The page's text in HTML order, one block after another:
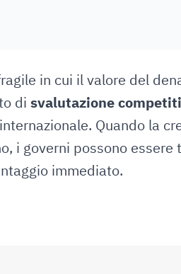
in cui il valore del
di svalutazione
Quando la
i governi possono essere
immediato.